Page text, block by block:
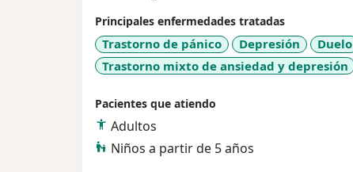
Principales enfermedades tratadas
Trastorno de pánico Depresión
Duelo
Trastorno mixto de ansiedad y depresión
Pacientes que atiendo
Adultos
Niños a partir de 5 años